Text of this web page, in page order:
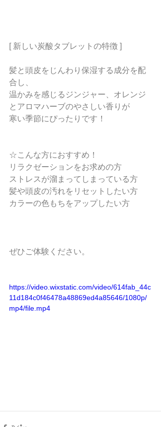
[ 新しい炭酸タブレットの特徴 ]
髪と頭皮をじんわり保湿する成分を配
合し、
温かみを感じるジンジャー、オレンジ
とアロマハーブのやさしい香りが
寒い季節にぴったりです！
☆こんな方におすすめ！
リラクゼーションをお求めの方
ストレスが溜まってしまっている方
髪や頭皮の汚れをリセットしたい方
カラーの色もちをアップしたい方
ぜひご体験ください。
https://video.wixstatic.com/video/614fab_44c
11d184c0f46478a48869ed4a85646/1080p/
mp4/file.mp4